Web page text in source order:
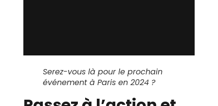
Serez-vous là pour le prochain
événement à Paris en 2024 ?